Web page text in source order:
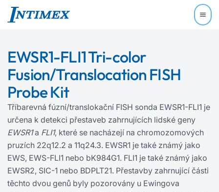
EWSR1-FLI1 Tri-color
Fusion/Translocation FISH
Probe Kit
Tříbarevná fúzní/translokační FISH sonda EWSR1-FLI1 je
určena k detekci přestaveb zahrnujících lidské geny
EWSR1a FLI1, které se nacházejí na chromozomových
pruzích 22q12.2 a 11q24.3. EWSR1 je také známý jako
EWS, EWS‍-‍FLI1 nebo bK984G1. FLI1 je také známý jako
EWSR2, SIC-1 nebo BDPLT21. Přestavby zahrnující části
těchto dvou genů byly pozorovány u Ewingova